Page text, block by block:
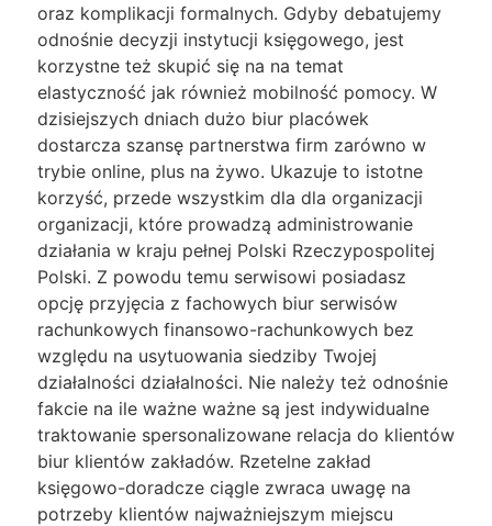
oraz komplikacji formalnych. Gdyby debatujemy
odnośnie decyzji instytucji księgowego, jest
korzystne też skupić się na na temat
elastyczność jak również mobilność pomocy. W
dzisiejszych dniach dużo biur placówek
dostarcza szansę partnerstwa firm zarówno w
trybie online, plus na żywo. Ukazuje to istotne
korzyść, przede wszystkim dla dla organizacji
organizacji, które prowadzą administrowanie
działania w kraju pełnej Polski Rzeczypospolitej
Polski. Z powodu temu serwisowi posiadasz
opcję przyjęcia z fachowych biur serwisów
rachunkowych finansowo-rachunkowych bez
względu na usytuowania siedziby Twojej
działalności działalności. Nie należy też odnośnie
fakcie na ile ważne ważne są jest indywidualne
traktowanie spersonalizowane relacja do klientów
biur klientów zakładów. Rzetelne zakład
księgowo-doradcze ciągle zwraca uwagę na
potrzeby klientów najważniejszym miejscu